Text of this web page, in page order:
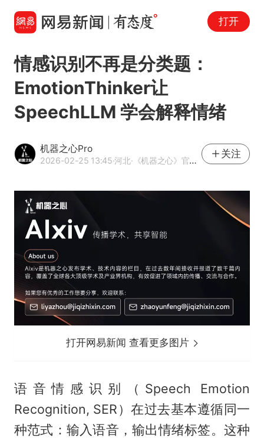
打开
情感识别不再是分类题：
EmotionThinker让
SpeechLLM 学会解释情绪
机器之心Pro
2026-02-25 13:45·河北·《机器之心》官方网易号
关注
打开网易新闻 查看更多图片
语音情感识别（Speech Emotion
Recognition, SER）在过去基本遵循同一
种范式：输入语音，输出情绪标签。这种